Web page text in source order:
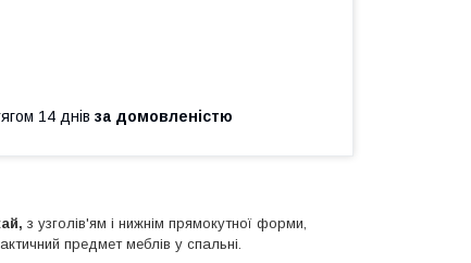
14 днів за домовленістю
з узголів'ям і нижнім прямокутної форми,
предмет меблів у спальні.